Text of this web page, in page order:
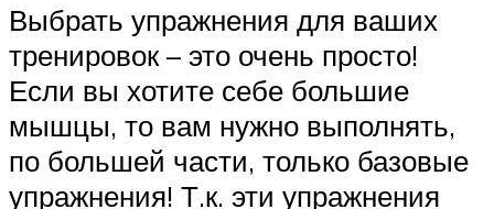
Выбрать упражнения для ваших
тренировок – это очень просто!
Если вы хотите себе большие
мышцы, то вам нужно выполнять,
по большей части, только базовые
упражнения! Т.к. эти упражнения